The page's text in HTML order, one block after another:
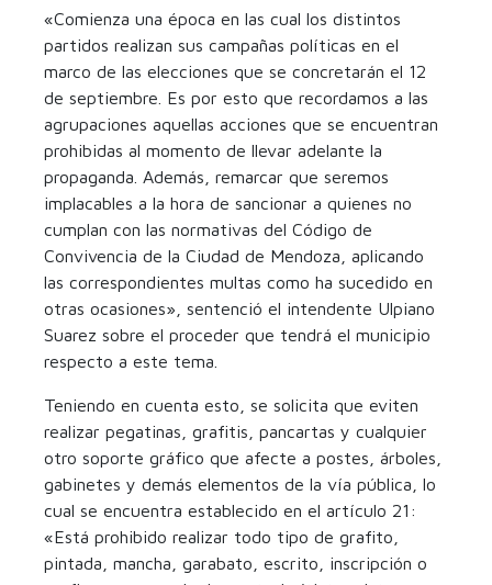
«Comienza una época en las cual los distintos
partidos realizan sus campañas políticas en el
marco de las elecciones que se concretarán el 12
de septiembre. Es por esto que recordamos a las
agrupaciones aquellas acciones que se encuentran
prohibidas al momento de llevar adelante la
propaganda. Además, remarcar que seremos
implacables a la hora de sancionar a quienes no
cumplan con las normativas del Código de
Convivencia de la Ciudad de Mendoza, aplicando
las correspondientes multas como ha sucedido en
otras ocasiones», sentenció el intendente Ulpiano
Suarez sobre el proceder que tendrá el municipio
respecto a este tema.
Teniendo en cuenta esto, se solicita que eviten
realizar pegatinas, grafitis, pancartas y cualquier
otro soporte gráfico que afecte a postes, árboles,
gabinetes y demás elementos de la vía pública, lo
cual se encuentra establecido en el artículo 21:
«Está prohibido realizar todo tipo de grafito,
pintada, mancha, garabato, escrito, inscripción o